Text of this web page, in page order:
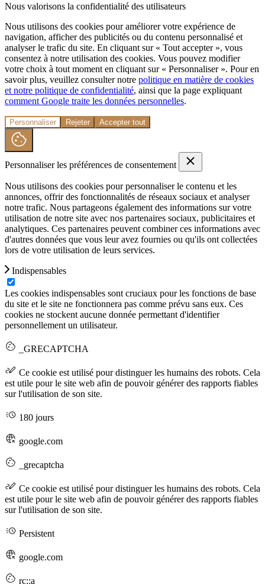
Nous valorisons la confidentialité des utilisateurs
Nous utilisons des cookies pour améliorer votre expérience de
navigation, afficher des publicités ou du contenu personnalisé et
analyser le trafic du site. En cliquant sur « Tout accepter », vous
consentez à notre utilisation des cookies. Vous pouvez modifier
votre choix à tout moment en cliquant sur « Personnaliser ». Pour en
savoir plus, veuillez consulter notre politique en matière de cookies
et notre politique de confidentialité, ainsi que la page expliquant
comment Google traite les données personnelles.
Personnaliser Rejeter Accepter tout
Personnaliser les préférences de consentement
Nous utilisons des cookies pour personnaliser le contenu et les
annonces, offrir des fonctionnalités de réseaux sociaux et analyser
notre trafic. Nous partageons également des informations sur votre
utilisation de notre site avec nos partenaires sociaux, publicitaires et
analytiques. Ces partenaires peuvent combiner ces informations avec
d'autres données que vous leur avez fournies ou qu'ils ont collectées
lors de votre utilisation de leurs services.
Indispensables
Les cookies indispensables sont cruciaux pour les fonctions de base
du site et le site ne fonctionnera pas comme prévu sans eux. Ces
cookies ne stockent aucune donnée permettant d'identifier
personnellement un utilisateur.
_GRECAPTCHA
Ce cookie est utilisé pour distinguer les humains des robots. Cela
est utile pour le site web afin de pouvoir générer des rapports fiables
sur l'utilisation de son site.
180 jours
google.com
_grecaptcha
Ce cookie est utilisé pour distinguer les humains des robots. Cela
est utile pour le site web afin de pouvoir générer des rapports fiables
sur l'utilisation de son site.
Persistent
google.com
rc::a